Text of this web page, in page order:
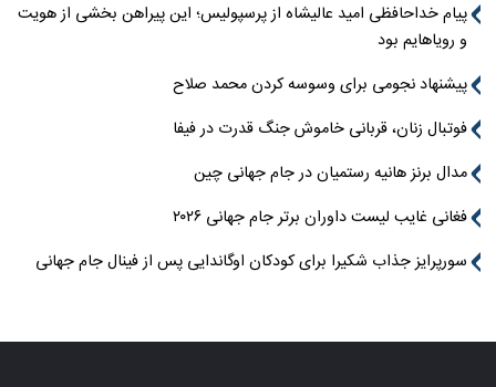
پیام خداحافظی امید عالیشاه از پرسپولیس؛ این پیراهن بخشی از هویت
و رویاهایم بود
پیشنهاد نجومی برای وسوسه کردن محمد صلاح
فوتبال زنان، قربانی خاموش جنگ قدرت در فیفا
مدال برنز هانیه رستمیان در جام جهانی چین
فغانی غایب لیست داوران برتر جام جهانی ۲۰۲۶
سورپرایز جذاب شکیرا برای کودکان اوگاندایی پس از فینال جام جهانی